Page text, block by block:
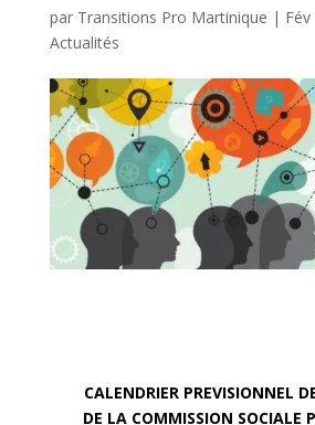
par Transitions Pro Martinique |
Actualités
CALENDRIER PREVISIONNEL
DE LA COMMISSION SOCIALE